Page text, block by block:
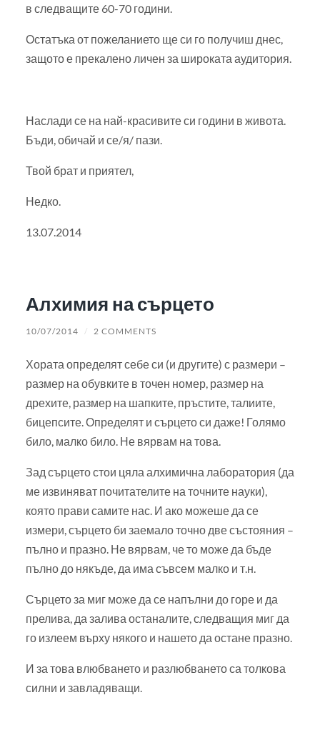
в следващите 60-70 години.
Остатъка от пожеланието ще си го получиш днес,
защото е прекалено личен за широката аудитория.
Наслади се на най-красивите си години в живота.
Бъди, обичай и се/я/ пази.
Твой брат и приятел,
Недко.
13.07.2014
Алхимия на сърцето
10/07/2014 / 2 COMMENTS
Хората определят себе си (и другите) с размери –
размер на обувките в точен номер, размер на
дрехите, размер на шапките, пръстите, талиите,
бицепсите. Определят и сърцето си даже! Голямо
било, малко било. Не вярвам на това.
Зад сърцето стои цяла алхимична лаборатория (да
ме извиняват почитателите на точните науки),
която прави самите нас. И ако можеше да се
измери, сърцето би заемало точно две състояния –
пълно и празно. Не вярвам, че то може да бъде
пълно до някъде, да има съвсем малко и т.н.
Сърцето за миг може да се напълни до горе и да
прелива, да залива останалите, следващия миг да
го излеем върху някого и нашето да остане празно.
И за това влюбването и разлюбването са толкова
силни и завладяващи.